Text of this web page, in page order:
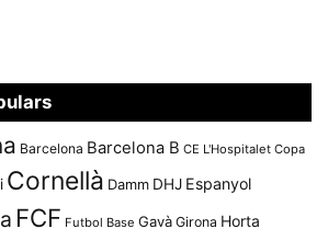
Barcelona Barcelona B CE L'Hospitalet Copa
Cornellà Damm DHJ Espanyol
FCF Futbol Base Gavà Girona Horta